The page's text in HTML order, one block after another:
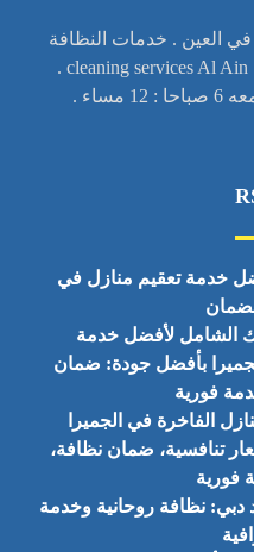
العين . خدمات النظافة
والتعقيم . شركة بيوت العين . cleaning services Al Ain .
.
خدمة تعقيم منازل في
بضمان
الشامل لأفضل خدمة
بأفضل جودة: ضمان
فورية
الفاخرة في الجميرا
تنافسية، ضمان نظافة،
فورية
نظافة روحانية وخدمة